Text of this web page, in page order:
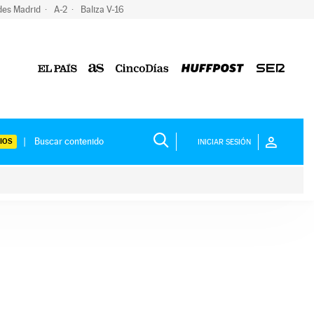
Madrid A-2 Baliza V-16
INICIAR SESIÓN